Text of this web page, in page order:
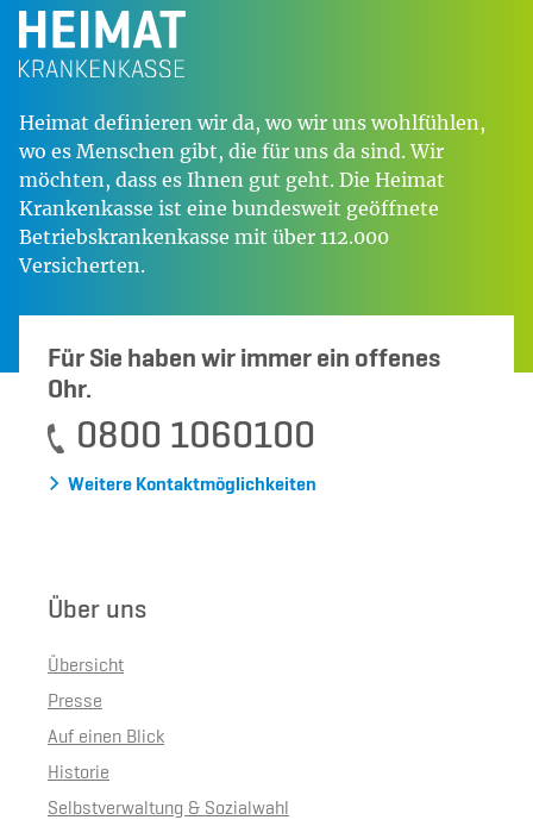
Heimat definieren wir da, wo wir uns wohlfühlen,
wo es Menschen gibt, die für uns da sind. Wir
möchten, dass es Ihnen gut geht. Die Heimat
Krankenkasse ist eine bundesweit geöffnete
Betriebskrankenkasse mit über 112.000
Versicherten.
Für Sie haben wir immer ein offenes
Ohr.
0800 1060100
Weitere Kontaktmöglichkeiten
Über uns
Übersicht
Presse
Auf einen Blick
Historie
Selbstverwaltung & Sozialwahl